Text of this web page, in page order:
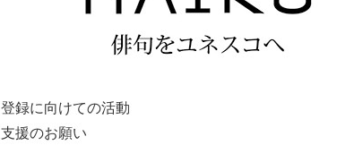
登録に向けての活動
支援のお願い